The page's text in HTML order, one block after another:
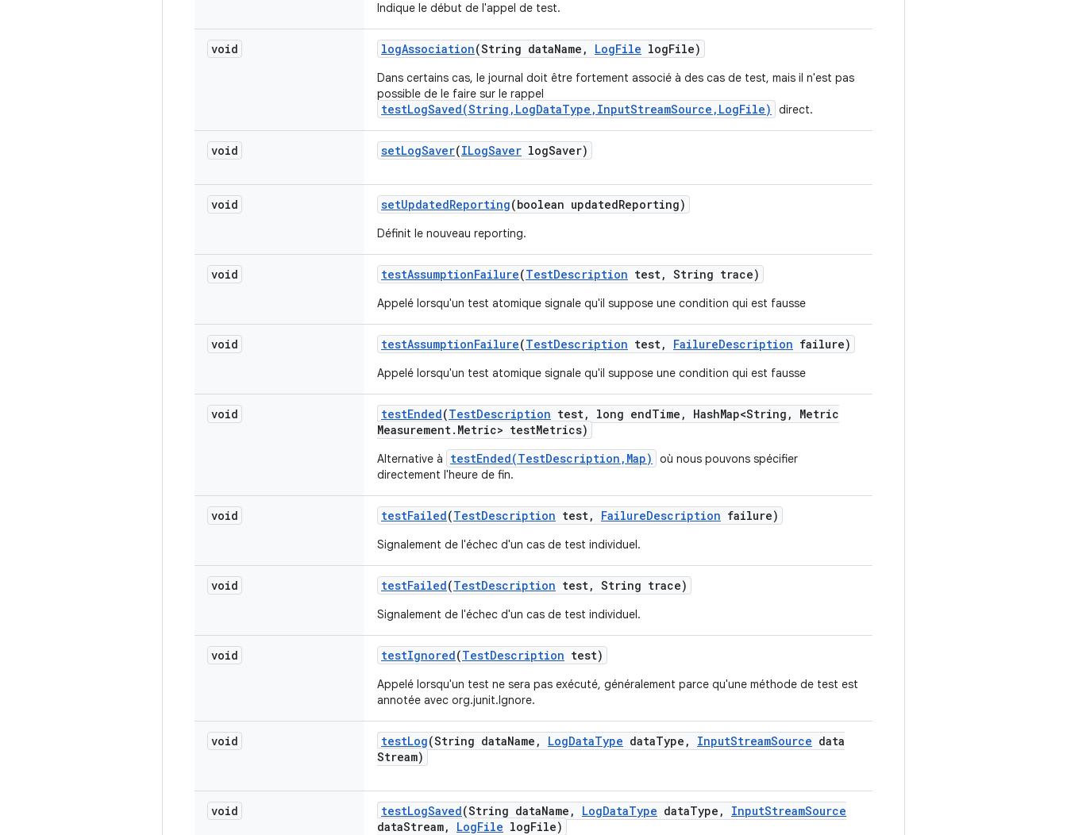
Indique le début de l'appel de test.
void logAssociation(String dataName , LogFile logFile)
Dans certains cas, le journal doit être fortement associé à des cas de test, mais il n'est pas
possible de le faire sur le rappel
testLogSaved(String,LogDataType,InputStreamSource,LogFile) direct.
void setLogSaver(ILogSaver logSaver)
void setUpdatedReporting(boolean updatedReporting)
Définit le nouveau reporting.
void testAssumptionFailure(TestDescription test, String trace)
Appelé lorsqu'un test atomique signale qu'il suppose une condition qui est fausse
void testAssumptionFailure(TestDescription test, FailureDescription failure)
Appelé lorsqu'un test atomique signale qu'il suppose une condition qui est fausse
void testEnded(TestDescription test, long endTime , HashMap<String ,
Metric
Measurement. Metric> testMetrics)
Alternative à testEnded(TestDescription,Map)
où nous pouvons spécifier
directement l'heure de fin.
void testFailed(TestDescription test, FailureDescription failure)
Signalement de l'échec d'un cas de test individuel.
void testFailed(TestDescription test, String trace)
Signalement de l'échec d'un cas de test individuel.
void testIgnored(TestDescription test)
Appelé lorsqu'un test ne sera pas exécuté, généralement parce qu'une méthode de test est
annotée avec org.junit.Ignore.
void testLog(String dataName , LogDataType dataType , InputStreamSource data
Stream)
void testLogSaved(String dataName , LogDataType dataType , InputStreamSource
dataStream, LogFile logFile)